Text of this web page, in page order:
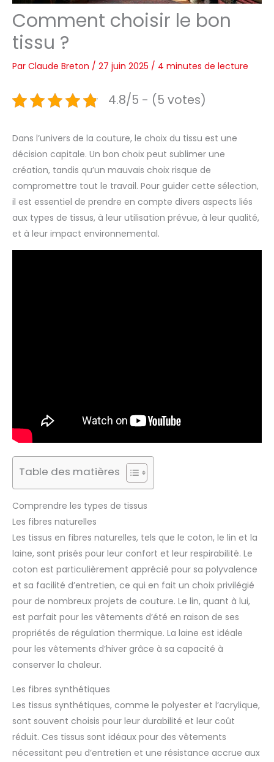
Comment choisir le bon
tissu ?
Par Claude Breton / 27 juin 2025 / 4 minutes de lecture
4.8/5 - (5 votes)
Dans l’univers de la couture, le choix du tissu est une
décision capitale. Un bon choix peut sublimer une
création, tandis qu’un mauvais choix risque de
compromettre tout le travail. Pour guider cette sélection,
il est essentiel de prendre en compte divers aspects liés
aux types de tissus, à leur utilisation prévue, à leur qualité,
et à leur impact environnemental.
Table des matières
Comprendre les types de tissus
Les fibres naturelles
Les tissus en fibres naturelles, tels que le coton, le lin et la
laine, sont prisés pour leur confort et leur respirabilité. Le
coton est particulièrement apprécié pour sa polyvalence
et sa facilité d’entretien, ce qui en fait un choix privilégié
pour de nombreux projets de couture. Le lin, quant à lui,
est parfait pour les vêtements d’été en raison de ses
propriétés de régulation thermique. La laine est idéale
pour les vêtements d’hiver grâce à sa capacité à
conserver la chaleur.
Les fibres synthétiques
Les tissus synthétiques, comme le polyester et l’acrylique,
sont souvent choisis pour leur durabilité et leur coût
réduit. Ces tissus sont idéaux pour des vêtements
nécessitant peu d’entretien et une résistance accrue aux